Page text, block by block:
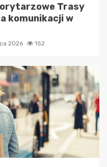
Trasy
komunikacji w
2026 152